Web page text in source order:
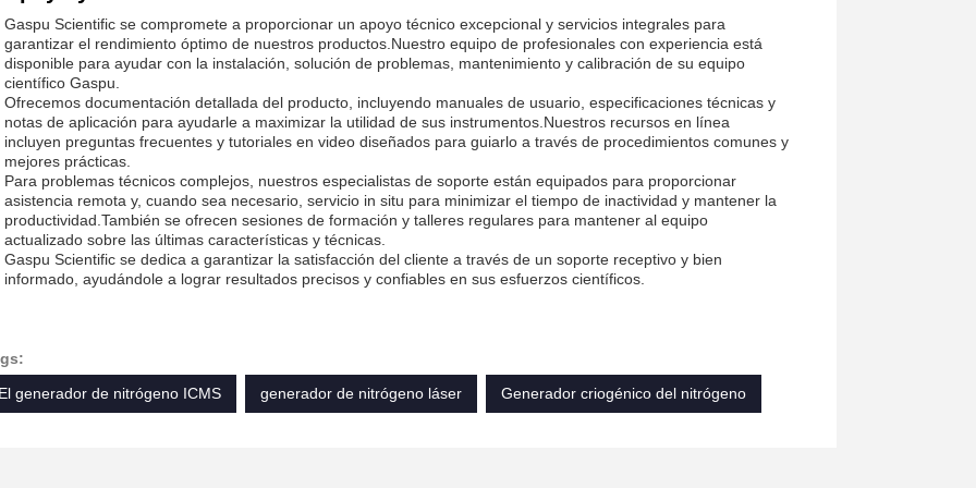
Gaspu Scientific se compromete a proporcionar un apoyo técnico excepcional y servicios integrales para
garantizar el rendimiento óptimo de nuestros productos.Nuestro equipo de profesionales con experiencia está
disponible para ayudar con la instalación, solución de problemas, mantenimiento y calibración de su equipo
científico Gaspu.
Ofrecemos documentación detallada del producto, incluyendo manuales de usuario, especificaciones técnicas y
notas de aplicación para ayudarle a maximizar la utilidad de sus instrumentos.Nuestros recursos en línea
incluyen preguntas frecuentes y tutoriales en video diseñados para guiarlo a través de procedimientos comunes y
mejores prácticas.
Para problemas técnicos complejos, nuestros especialistas de soporte están equipados para proporcionar
asistencia remota y, cuando sea necesario, servicio in situ para minimizar el tiempo de inactividad y mantener la
productividad.También se ofrecen sesiones de formación y talleres regulares para mantener al equipo
actualizado sobre las últimas características y técnicas.
Gaspu Scientific se dedica a garantizar la satisfacción del cliente a través de un soporte receptivo y bien
informado, ayudándole a lograr resultados precisos y confiables en sus esfuerzos científicos.
generador de nitrógeno ICMS
generador de nitrógeno láser Generador criogénico del nitrógeno